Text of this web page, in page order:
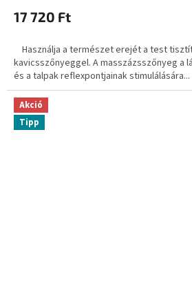
17 720 Ft
Használja a természet erejét a test
kavicsszőnyeggel. A masszázsszőnyeg a
és a talpak reflexpontjainak stimulálására...
Akció
Tipp